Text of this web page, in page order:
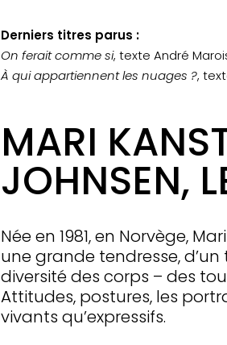
Derniers titres parus :
On ferait comme si, texte André
À qui appartiennent les nuages ?,
MARI
JOHNSEN,
Née en 1981, en Norvège,
une grande tendresse,
diversité des corps – des
Attitudes, postures, les
vivants qu’expressifs.